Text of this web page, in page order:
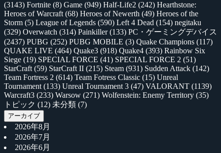
(3143) Fortnite (8) Game (949) Half-Life2 (242) Hearthstone:
Heroes of Warcraft (68) Heroes of Newerth (49) Heroes of the
Storm (5) League of Legends (590) Left 4 Dead (154) negitaku
(329) Overwatch (314) Painkiller(133) PC・ゲーミングデバイス
(2437) PUBG (252) PUBG MOBILE (3) Quake Champions (117)
QUAKE LIVE (464) Quake3 (918) Quake4 (393) Rainbow Six
Siege (19) SPECIAL FORCE (41) SPECIAL FORCE 2 (51)
StarCraft (59) StarCraft II (215) Steam (931) Sudden Attack (142)
Team Fortress 2 (614) Team Fotress Classic (15) Unreal
Tournament (133) Unreal Tournament 3 (47) VALORANT (1139)
Warcraft3 (233) Warsow (271) Wolfenstein: Enemy Territory (35)
トピック (12) 未分類 (7)
アーカイブ
2026年8月
2026年7月
2026年6月